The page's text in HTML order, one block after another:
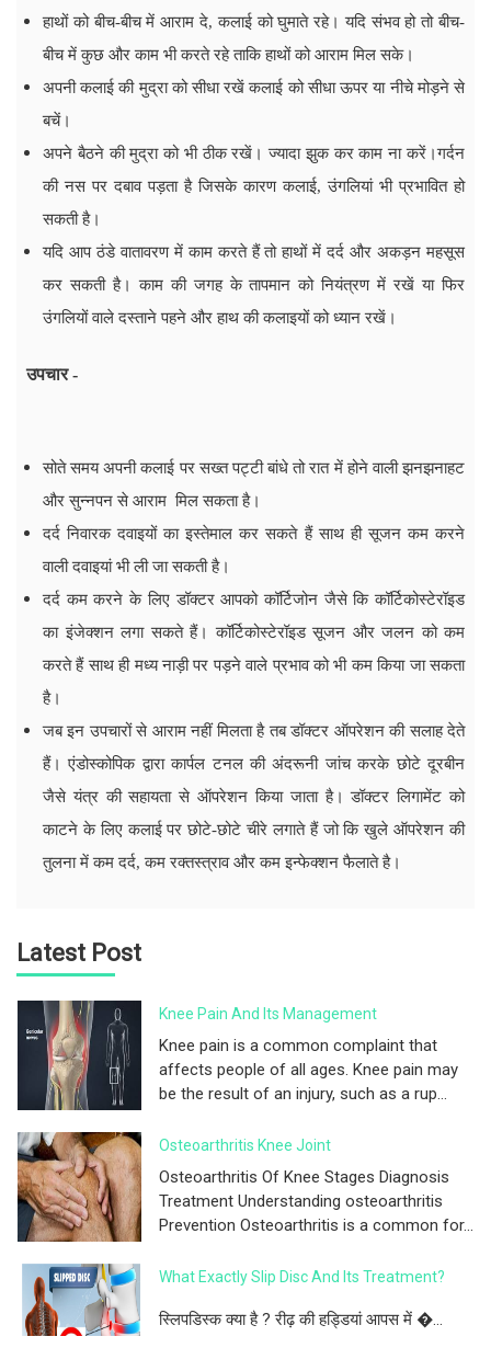
हाथों को बीच-बीच में आराम दे, कलाई को घुमाते रहे। यदि संभव हो तो बीच-
बीच में कुछ और काम भी करते रहे ताकि हाथों को आराम मिल सके।
अपनी कलाई की मुद्रा को सीधा रखें कलाई को सीधा ऊपर या नीचे मोड़ने से
बचें।
अपने बैठने की मुद्रा को भी ठीक रखें। ज्यादा झुक कर काम ना करें।गर्दन
की नस पर दबाव पड़ता है जिसके कारण कलाई, उंगलियां भी प्रभावित हो
सकती है।
यदि आप ठंडे वातावरण में काम करते हैं तो हाथों में दर्द और अकड़न महसूस
कर सकती है। काम की जगह के तापमान को नियंत्रण में रखें या फिर
उंगलियों वाले दस्ताने पहने और हाथ की कलाइयों को ध्यान रखें।
उपचार -
सोते समय अपनी कलाई पर सख्त पट्टी बांधे तो रात में होने वाली झनझनाहट
और सुन्नपन से आराम मिल सकता है।
दर्द निवारक दवाइयों का इस्तेमाल कर सकते हैं साथ ही सूजन कम करने
वाली दवाइयां भी ली जा सकती है।
दर्द कम करने के लिए डॉक्टर आपको कॉर्टिजोन जैसे कि कॉर्टिकोस्टेरॉइड
का इंजेक्शन लगा सकते हैं। कॉर्टिकोस्टेरॉइड सूजन और जलन को कम
करते हैं साथ ही मध्य नाड़ी पर पड़ने वाले प्रभाव को भी कम किया जा सकता
है।
जब इन उपचारों से आराम नहीं मिलता है तब डॉक्टर ऑपरेशन की सलाह देते
हैं। एंडोस्कोपिक द्वारा कार्पल टनल की अंदरूनी जांच करके छोटे दूरबीन
जैसे यंत्र की सहायता से ऑपरेशन किया जाता है। डॉक्टर लिगामेंट को
काटने के लिए कलाई पर छोटे-छोटे चीरे लगाते हैं जो कि खुले ऑपरेशन की
तुलना में कम दर्द, कम रक्तस्त्राव और कम इन्फेक्शन फैलाते है।
Latest Post
Knee Pain And Its Management
Knee pain is a common complaint that
affects people of all ages. Knee pain may
be the result of an injury, such as a rup...
Osteoarthritis Knee Joint
Osteoarthritis Of Knee Stages Diagnosis
Treatment Understanding osteoarthritis
Prevention Osteoarthritis is a common for...
What Exactly Slip Disc And Its Treatment?
स्लिपडिस्क क्या है ? रीढ़ की हड्डियां आपस में �...